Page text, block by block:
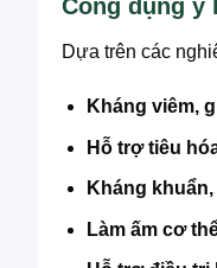
Công dụng y
Dựa trên các
Kháng viêm,
Hỗ trợ tiêu
Kháng
Làm ấm cơ